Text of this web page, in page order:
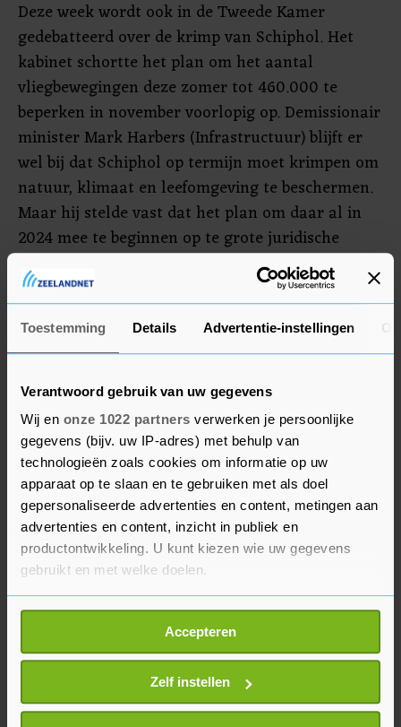
Toestemming Details Advertentie-instellingen
Verantwoord gebruik van uw gegevens
Wij en onze 1022 partners verwerken je persoonlijke
gegevens (bijv. uw IP-adres) met behulp van
technologieën zoals cookies om informatie op uw
apparaat op te slaan en te gebruiken met als doel
gepersonaliseerde advertenties en content, metingen aan
advertenties en content, inzicht in publiek en
productontwikkeling. U kunt kiezen wie uw gegevens
gebruikt en met welke doelen.
Als u het toestaat, willen we ook graag:
Informatie verzamelen over uw geografische
locatie, die tot een paar meter nauwkeurig kan zijn
Uw apparaat identificeren door het actief te
scannen op specifieke eigenschappen (fingerprinting)
Accepteren
Zelf instellen
Deze week wordt ook in de Tweede Kamer
gedebatteerd over de krimp van Schiphol. Het
kabinet schortte het plan om het aantal
vliegbewegingen deze zomer tot 460.000 te
beperken in november voorlopig op. Demissionair
minister Mark Harbers (Infrastructuur) blijft er
wel bij dat Schiphol op termijn moet krimpen om
natuur, klimaat en leefomgeving te beschermen.
Maar hij stelde vast dat het plan om daar al in
2024 mee te beginnen op te grote juridische
bezwaren stuit.
Rintel zei dat "krimp geen doel op zich moet zijn".
Het doel is volgens haar juist vermindering van
geluidsoverlast en uitstoot van CO2. KLM werkt
daarom aan vernieuwing van de vloot met
schonere, zuinigere en stillere vliegtuigen. Die
vernieuwing bij KLM moet de komende jaren
afgerond worden, aldus de topvrouw. "Onze rol is
om te verduurzamen."
Vrijdag kwam nog een advies naar buiten van de
advocaat-generaal aan de Hoge Raad. Daarin
staat dat de overheid het aantal vluchten op
Schiphol niet zonder Europese toestemming mag